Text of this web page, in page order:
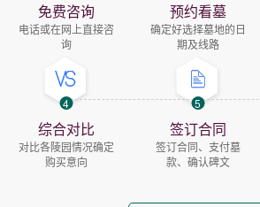
免费咨询
电话或在网上直接咨
询
预约看墓
确定好选择墓地的日
期及线路
4
综合对比
对比各陵园情况确定
购买意向
5
签订合同
签订合同、支付墓
款、确认碑文